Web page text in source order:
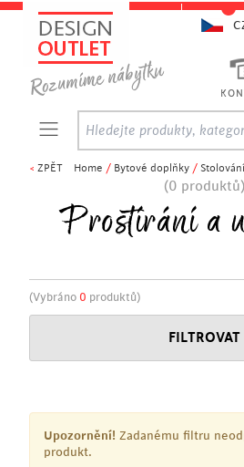
< ZPĚT Home / Bytové doplňky / Stolování
(0 produktů)
Prostírání a
(Vybráno 0 produktů)
FILTROVAT
Upozornění! Zadanému filtru
produkt.